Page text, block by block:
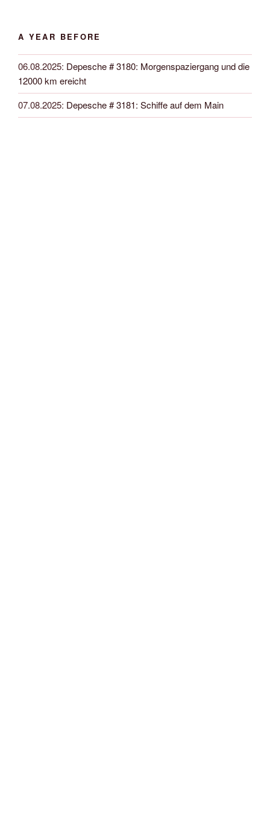
A YEAR BEFORE
06.08.2025: Depesche # 3180: Morgenspaziergang und die
12000 km ereicht
07.08.2025: Depesche # 3181: Schiffe auf dem Main